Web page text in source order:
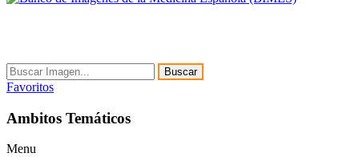
Buscar
Favoritos
Ambitos Temáticos
Menu